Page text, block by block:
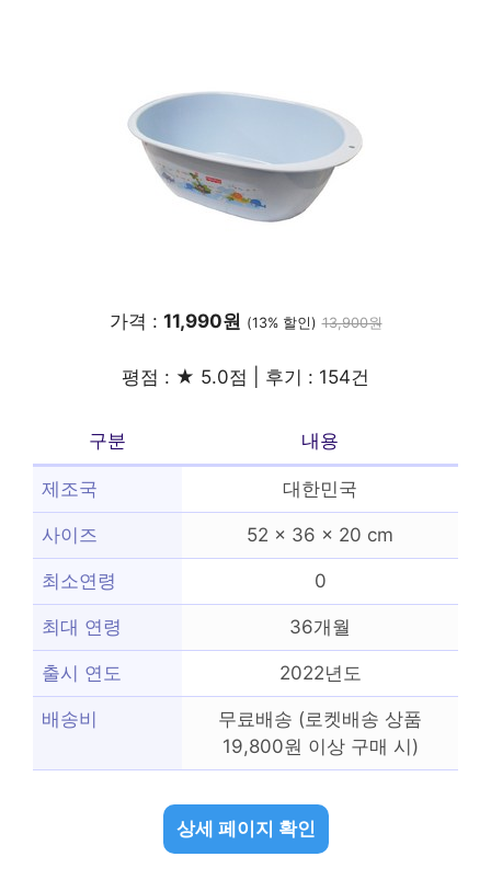
가격 : 11,990원 (13% 할인) 13,900원
평점 : ★ 5.0점 | 후기 : 154건
구분 내용
제조국 대한민국
사이즈 52 x 36 x 20 cm
최소연령 0
최대 연령 36개월
출시 연도 2022년도
배송비
무료배송 (로켓배송 상품
19,800원 이상 구매 시)
상세 페이지 확인